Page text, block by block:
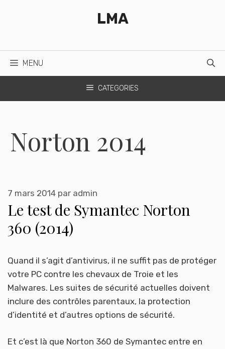
LMA
MENU
CATEGORIES
Norton 2014
Le test de Symantec Norton
360 (2014)
7 mars 2014 par admin
Quand il s’agit d’antivirus, il ne suffit pas de protéger
votre PC contre les chevaux de Troie et les
Malwares. Les suites de sécurité actuelles doivent
inclure des contrôles parentaux, la protection
d’identité et d’autres options de sécurité.
Et c’est là que Norton 360 de Symantec entre en